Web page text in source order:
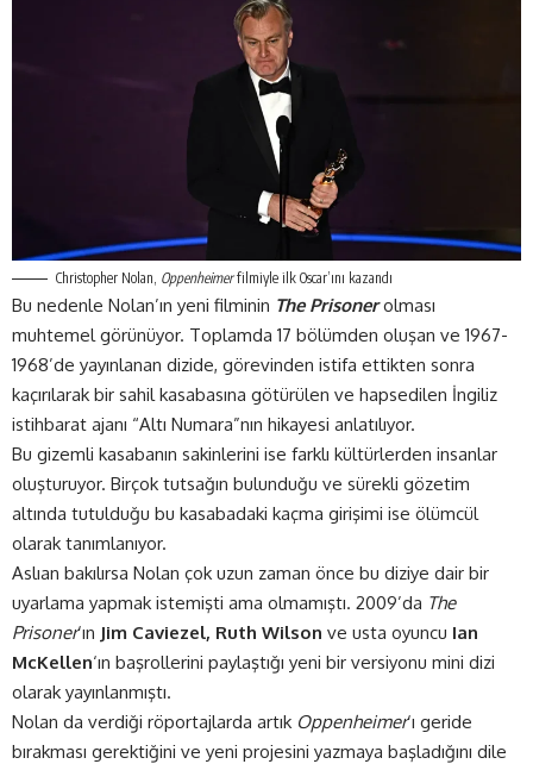
Christopher Nolan, Oppenheimerfilmiyle ilk Oscar’ını kazandı
Bu nedenle Nolan’ın yeni filminin The Prisonerolması
muhtemel görünüyor. Toplamda 17 bölümden oluşan ve 1967-
1968’de yayınlanan dizide, görevinden istifa ettikten sonra
kaçırılarak bir sahil kasabasına götürülen ve hapsedilen İngiliz
istihbarat ajanı “Altı Numara”nın hikayesi anlatılıyor.
Bu gizemli kasabanın sakinlerini ise farklı kültürlerden insanlar
oluşturuyor. Birçok tutsağın bulunduğu ve sürekli gözetim
altında tutulduğu bu kasabadaki kaçma girişimi ise ölümcül
olarak tanımlanıyor.
Aslıan bakılırsa Nolan çok uzun zaman önce bu diziye dair bir
uyarlama yapmak istemişti ama olmamıştı. 2009’da The
Prisoner‘ın Jim Caviezel, Ruth Wilson ve usta oyuncu Ian
McKellen‘ın başrollerini paylaştığı yeni bir versiyonu mini dizi
olarak yayınlanmıştı.
Nolan da verdiği röportajlarda artık Oppenheimer‘ı geride
bırakması gerektiğini ve yeni projesini yazmaya başladığını dile